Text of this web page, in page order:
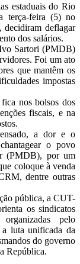
estaduais do Rio
terça-feira (5) no
decidiram deflagar
dos salários.
Sartori (PMDB)
Foi um ato
que mantêm os
impostas
nos bolsos dos
fiscais, e na
a dor e o
o povo
(PMDB), por um
coloque à venda
dentre outras
pública, a CUT-
os sindicatos
pelo
luta unificada da
do governo
República.